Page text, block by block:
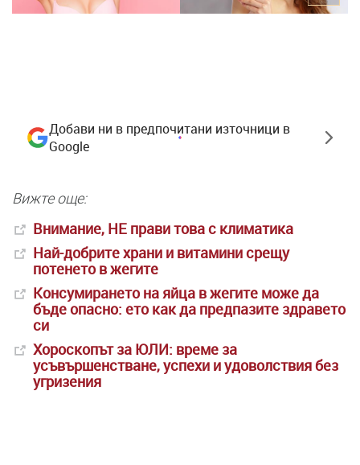
Добави ни в предпочитани източници в
Google
Вижте още:
Внимание, НЕ прави това с климатика
Най-добрите храни и витамини срещу
потенето в жегите
Консумирането на яйца в жегите може да
бъде опасно: ето как да предпазите здравето
си
Хороскопът за ЮЛИ: време за
усъвършенстване, успехи и удоволствия без
угризения